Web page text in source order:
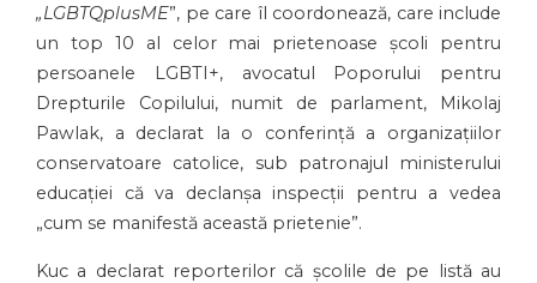
„LGBTQplusME”, pe care îl coordonează, care include
un top 10 al celor mai prietenoase școli pentru
persoanele LGBTI+, avocatul Poporului pentru
Drepturile Copilului, numit de parlament, Mikolaj
Pawlak, a declarat la o conferință a organizațiilor
conservatoare catolice, sub patronajul ministerului
educației că va declanșa inspecții pentru a vedea
„cum se manifestă această prietenie”.
Kuc a declarat reporterilor că școlile de pe listă au